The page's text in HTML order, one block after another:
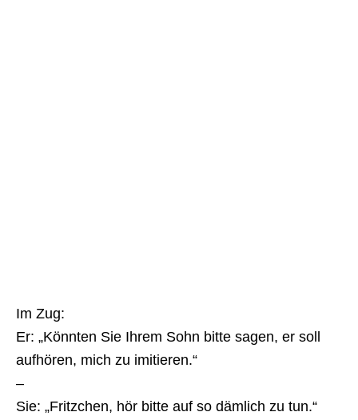
Im Zug:
Er: „Könnten Sie Ihrem Sohn bitte sagen, er soll
aufhören, mich zu imitieren.“
–
Sie: „Fritzchen, hör bitte auf so dämlich zu tun.“